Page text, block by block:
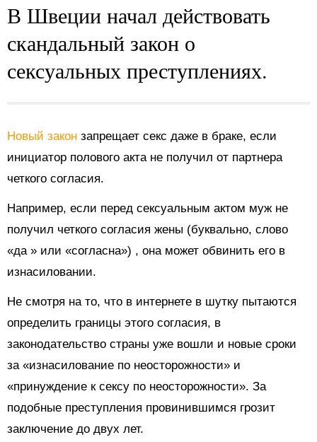
В Швеции начал действовать
скандальный закон о
сексуальных преступлениях.
Новый закон запрещает секс даже в браке, если
инициатор полового акта не получил от партнера
четкого согласия.
Например, если перед сексуальным актом муж не
получил четкого согласия жены (буквально, слово
«да » или «согласна») , она может обвинить его в
изнасиловании.
Не смотря на то, что в интернете в шутку пытаются
определить границы этого согласия, в
законодательство страны уже вошли и новые сроки
за «изнасилование по неосторожности» и
«принуждение к сексу по неосторожности». За
подобные преступления провинившимся грозит
заключение до двух лет.